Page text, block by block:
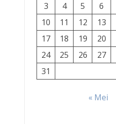
3
4 5 6
10
11 12 13
17
18 19 20
24
25 26 27
31
« Mei